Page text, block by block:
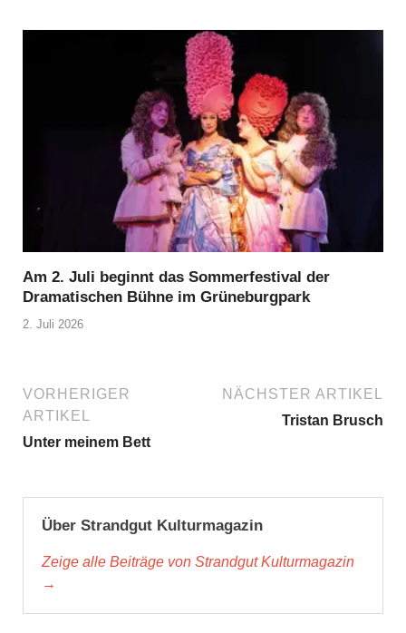
Am 2. Juli beginnt das Sommerfestival der
Dramatischen Bühne im Grüneburgpark
2. Juli 2026
VORHERIGER
ARTIKEL
Unter meinem Bett
NÄCHSTER ARTIKEL
Tristan Brusch
Über Strandgut Kulturmagazin
Zeige alle Beiträge von Strandgut Kulturmagazin
→